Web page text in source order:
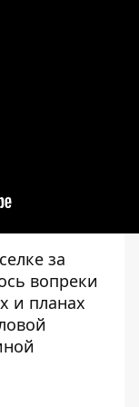
за
вопреки
и планах